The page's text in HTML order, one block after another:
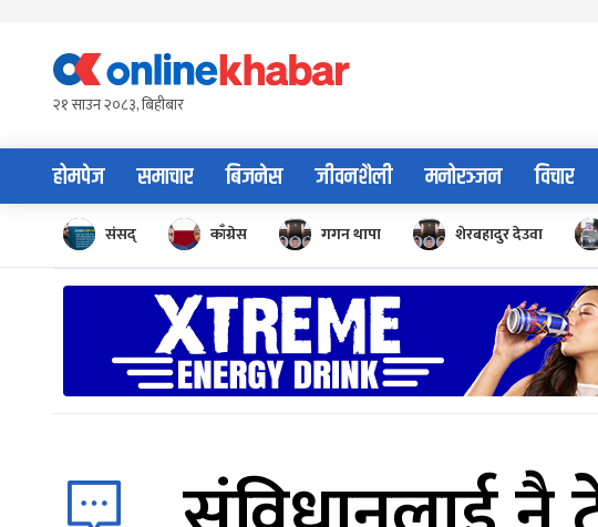
content२१ साउन २०८३, बिहीबार
होमपेज समाचार बिजनेस जीवनशैली मनोरञ्जन विचार
संसद् काँग्रेस गगन थापा शेरबहादुर देउवा